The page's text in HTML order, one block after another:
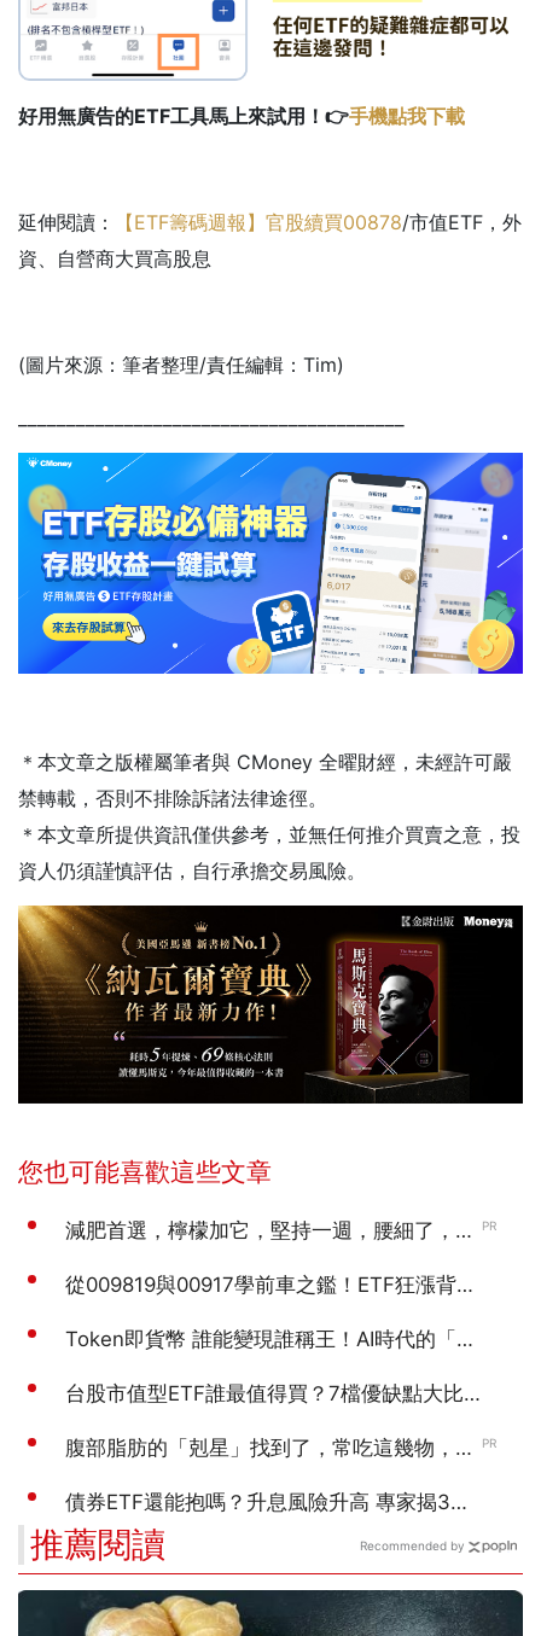
好用無廣告的ETF工具馬上來試用！👉手機點我下載
延伸閱讀： 【ETF籌碼週報】官股續買00878/市值ETF，外
資、自營商大買高股息
(圖片來源：筆者整理/責任編輯：Tim)
＊本文章之版權屬筆者與 CMoney 全曜財經，未經許可嚴
禁轉載，否則不排除訴諸法律途徑。
＊本文章所提供資訊僅供參考，並無任何推介買賣之意，投
資人仍須謹慎評估，自行承擔交易風險。
推薦閱讀 Recommended by